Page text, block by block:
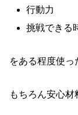
行動力
挑戦できる
をある程度使っ
もちろん安心材